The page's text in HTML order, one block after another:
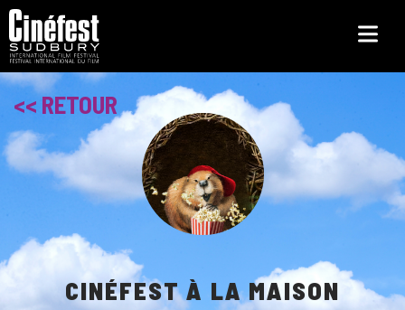
Skip
main
content
<< RETOUR
CINÉFEST À LA MAISON